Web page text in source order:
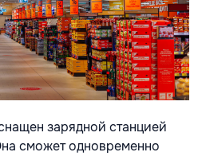
зарядной станцией
сможет одновременно